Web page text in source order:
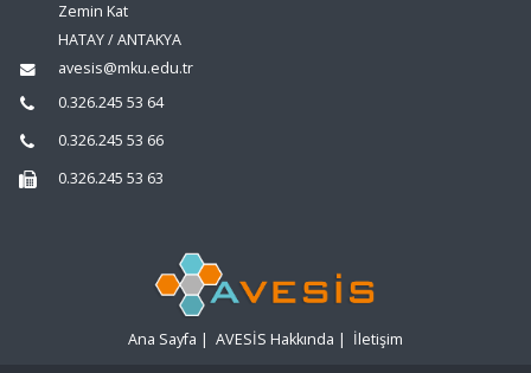
Zemin Kat
HATAY / ANTAKYA
avesis@mku.edu.tr
0.326.245 53 64
0.326.245 53 66
0.326.245 53 63
Ana Sayfa | AVESİS Hakkında | İletişim